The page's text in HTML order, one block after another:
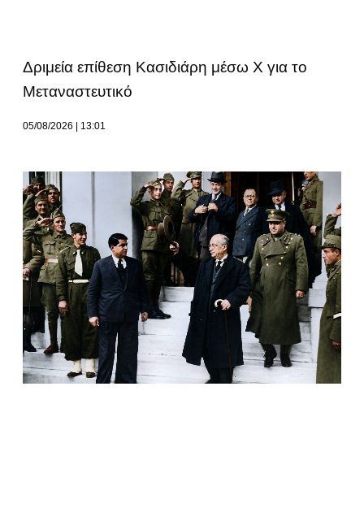
Δριμεία επίθεση Κασιδιάρη μέσω Χ για το
Μεταναστευτικό
05/08/2026 13:01